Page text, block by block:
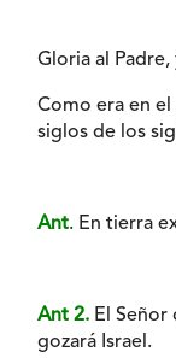
Gloria al
Como era en
siglos de los
Ant. En tierra
Ant 2. El Señor
gozará Israel.